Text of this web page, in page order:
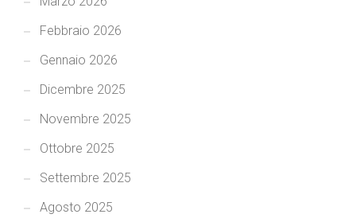
Febbraio 2026
Gennaio 2026
Dicembre 2025
Novembre 2025
Ottobre 2025
Settembre 2025
Agosto 2025